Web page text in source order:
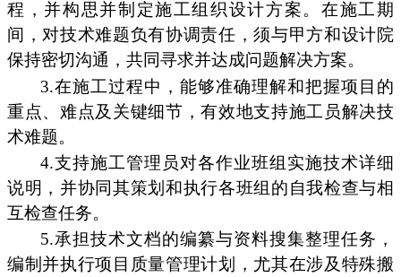
程，并构思并制定施工组织设计方案。在施工期
间，对技术难题负有协调责任，须与甲方和设计院
保持密切沟通，共同寻求并达成问题解决方案。
3.在施工过程中，能够准确理解和把握项目的
重点、难点及关键细节，有效地支持施工员解决技
术难题。
4.支持施工管理员对各作业班组实施技术详细
说明，并协同其策划和执行各班组的自我检查与相
互检查任务。
5.承担技术文档的编纂与资料搜集整理任务，
编制并执行项目质量管理计划，尤其在涉及特殊搬